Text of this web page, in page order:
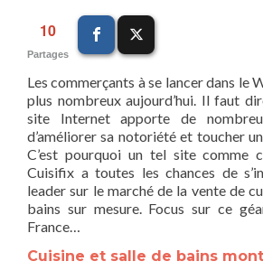
10
Partages
Les commerçants à se lancer dans le
plus nombreux aujourd’hui. Il faut
site Internet apporte de
d’améliorer sa notoriété et toucher
C’est pourquoi un tel site comme
Cuisifix a toutes les chances de
leader sur le marché de la vente de
bains sur mesure. Focus sur ce
France…
Cuisine et salle de bains